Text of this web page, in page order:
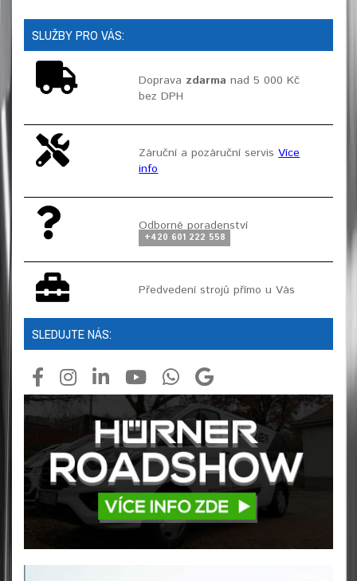
SLUŽBY PRO VÁS:
Doprava zdarma nad 5 000 Kč
bez DPH
Záruční a pozáruční servisVíce
info
Odborné poradenství
+420 601 222 558
Předvedení strojů přímo u Vás
SLEDUJTE NÁS: